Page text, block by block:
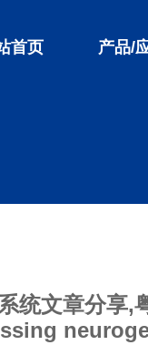
首页 产品/
统文章分享